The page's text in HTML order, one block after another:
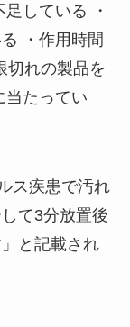
している ・
・作用時間
切れの製品を
当たってい
ス疾患で汚れ
て3分放置後
と記載され